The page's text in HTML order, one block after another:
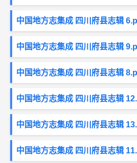
中国地方志集成 四川府县志辑
中国地方志集成 四川府县志辑
中国地方志集成 四川府县志辑
中国地方志集成 四川府县志辑
中国地方志集成 四川府县志辑
中国地方志集成 四川府县志辑